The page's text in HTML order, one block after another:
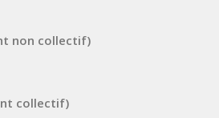
non collectif)
collectif)